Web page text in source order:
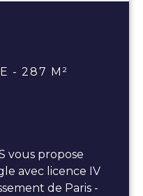
- 287 M²
vous propose
avec licence IV
de Paris -